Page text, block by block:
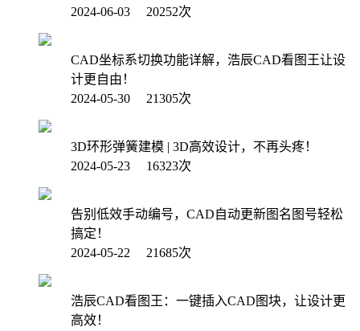
2024-06-03 20252次
CAD坐标系切换功能详解，浩辰CAD看图王让设
计更自由！
2024-05-30 21305次
3D环形弹簧建模 | 3D高效设计，不再头疼！
2024-05-23 16323次
告别低效手动编号，CAD自动更新图名图号轻松
搞定！
2024-05-22 21685次
浩辰CAD看图王：一键插入CAD图块，让设计更
高效！